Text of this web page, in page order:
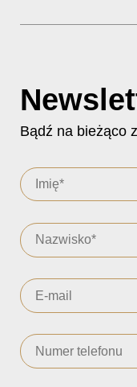
Bądź na bieżąco